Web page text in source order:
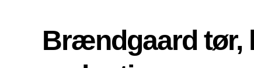
Brændgaard tør,